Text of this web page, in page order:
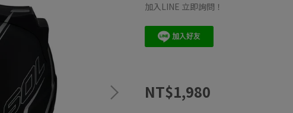
加入LINE 立即詢問！
NT$1,980